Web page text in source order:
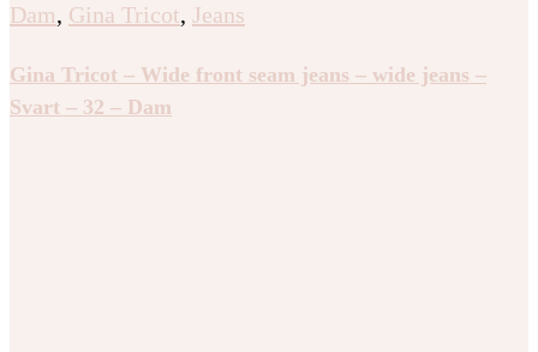
Dam, Gina Tricot, Jeans
Gina Tricot – Wide front seam jeans – wide jeans –
Svart – 32 – Dam